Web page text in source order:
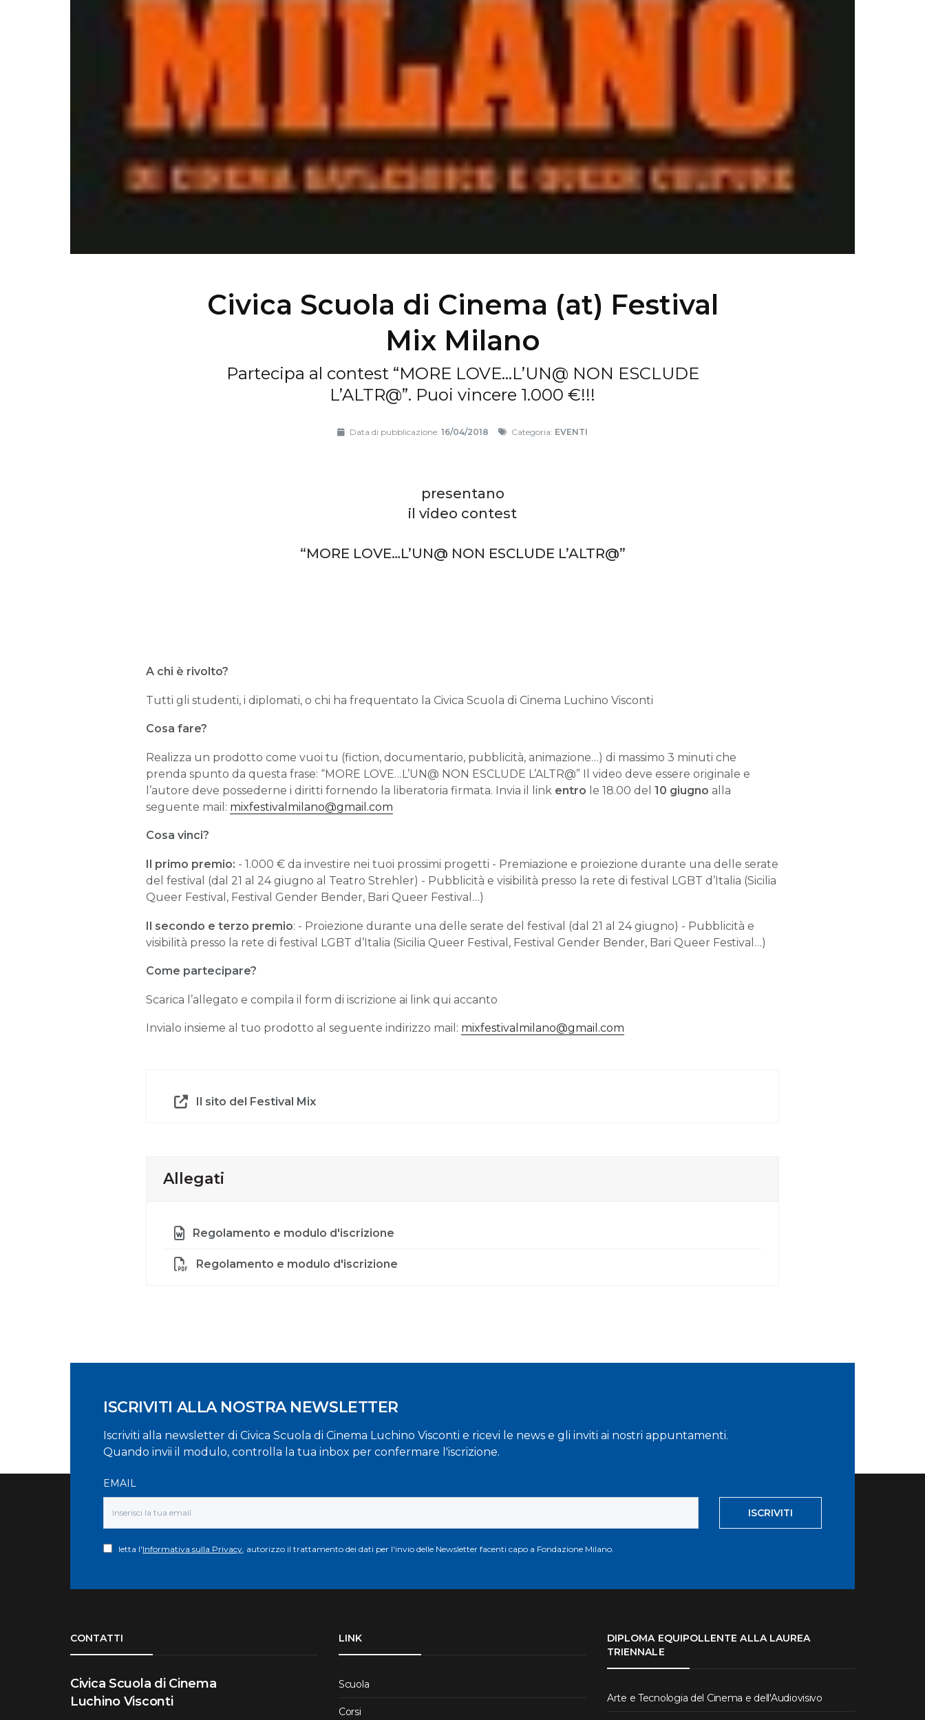
Civica Scuola di Cinema (at) Festival
Mix Milano
Partecipa al contest “MORE LOVE…L’UN@ NON ESCLUDE
L’ALTR@”. Puoi vincere 1.000 €!!!
Data di pubblicazione:16/04/2018 Categoria: EVENTI
presentano
il video contest
“MORE LOVE…L’UN@ NON ESCLUDE L’ALTR@”
A chi è rivolto?
Tutti gli studenti, i diplomati, o chi ha frequentato la Civica Scuola di Cinema Luchino Visconti
Cosa fare?
Realizza un prodotto come vuoi tu (fiction, documentario, pubblicità, animazione…) di massimo 3 minuti che
prenda spunto da questa frase: “MORE LOVE…L’UN@ NON ESCLUDE L’ALTR@” Il video deve essere originale e
l’autore deve possederne i diritti fornendo la liberatoria firmata. Invia il link entro le 18.00 del 10 giugno alla
seguente mail: mixfestivalmilano@gmail.com
Cosa vinci?
Il primo premio: - 1.000 € da investire nei tuoi prossimi progetti - Premiazione e proiezione durante una delle serate
del festival (dal 21 al 24 giugno al Teatro Strehler) - Pubblicità e visibilità presso la rete di festival LGBT d’Italia (Sicilia
Queer Festival, Festival Gender Bender, Bari Queer Festival…)
Il secondo e terzo premio: - Proiezione durante una delle serate del festival (dal 21 al 24 giugno) - Pubblicità e
visibilità presso la rete di festival LGBT d’Italia (Sicilia Queer Festival, Festival Gender Bender, Bari Queer Festival…)
Come partecipare?
Scarica l’allegato e compila il form di iscrizione ai link qui accanto
Invialo insieme al tuo prodotto al seguente indirizzo mail: mixfestivalmilano@gmail.com
Il sito del Festival Mix
Allegati
Regolamento e modulo d'iscrizione
Regolamento e modulo d'iscrizione
ISCRIVITI ALLA NOSTRA NEWSLETTER
Iscriviti alla newsletter di Civica Scuola di Cinema Luchino Visconti e ricevi le news e gli inviti ai nostri appuntamenti.
Quando invii il modulo, controlla la tua inbox per confermare l'iscrizione.
EMAIL
ISCRIVITI
letta l'Informativa sulla Privacy, autorizzo il trattamento dei dati per l'invio delle Newsletter facenti capo a Fondazione Milano.
CONTATTI
Civica Scuola di Cinema
Luchino Visconti
LINK
Scuola
Corsi
DIPLOMA EQUIPOLLENTE ALLA LAUREA
TRIENNALE
Arte e Tecnologia del Cinema e dell'Audiovisivo